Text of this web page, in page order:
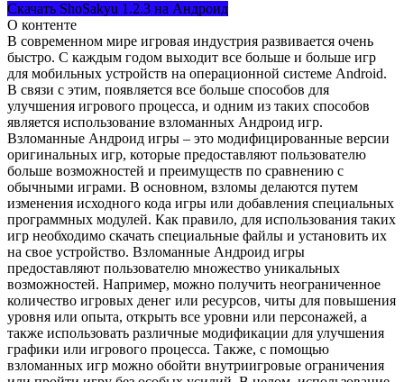
Скачать ShoSakyu 1.2.3 на Андроид
О контенте
В современном мире игровая индустрия развивается очень
быстро. С каждым годом выходит все больше и больше игр
для мобильных устройств на операционной системе Android.
В связи с этим, появляется все больше способов для
улучшения игрового процесса, и одним из таких способов
является использование взломанных Андроид игр.
Взломанные Андроид игры – это модифицированные версии
оригинальных игр, которые предоставляют пользователю
больше возможностей и преимуществ по сравнению с
обычными играми. В основном, взломы делаются путем
изменения исходного кода игры или добавления специальных
программных модулей. Как правило, для использования таких
игр необходимо скачать специальные файлы и установить их
на свое устройство. Взломанные Андроид игры
предоставляют пользователю множество уникальных
возможностей. Например, можно получить неограниченное
количество игровых денег или ресурсов, читы для повышения
уровня или опыта, открыть все уровни или персонажей, а
также использовать различные модификации для улучшения
графики или игрового процесса. Также, с помощью
взломанных игр можно обойти внутриигровые ограничения